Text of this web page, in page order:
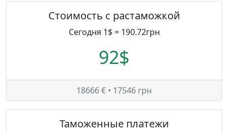
Стоимость с растаможкой
Сегодня 1$ = 190.72грн
92$
18666 € • 17546 грн
Таможенные платежи